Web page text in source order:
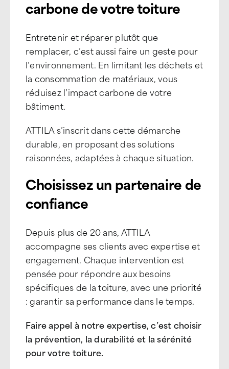
carbone de votre toiture
Entretenir et réparer plutôt que
remplacer, c’est aussi faire un geste pour
l’environnement. En limitant les déchets et
la consommation de matériaux, vous
réduisez l’impact carbone de votre
bâtiment.
ATTILA s’inscrit dans cette démarche
durable, en proposant des solutions
raisonnées, adaptées à chaque situation.
Choisissez un partenaire de
confiance
Depuis plus de 20 ans, ATTILA
accompagne ses clients avec expertise et
engagement. Chaque intervention est
pensée pour répondre aux besoins
spécifiques de la toiture, avec une priorité
: garantir sa performance dans le temps.
Faire appel à notre expertise, c’est choisir
la prévention, la durabilité et la sérénité
pour votre toiture.